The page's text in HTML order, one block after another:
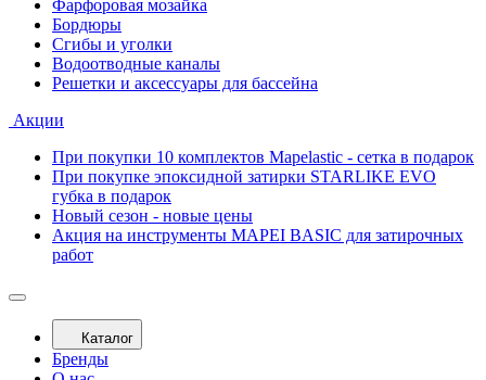
Фарфоровая мозайка
Бордюры
Сгибы и уголки
Водоотводные каналы
Решетки и аксессуары для бассейна
Акции
При покупки 10 комплектов Mapelastic - сетка в подарок
При покупке эпоксидной затирки STARLIKE EVO
губка в подарок
Новый сезон - новые цены
Акция на инструменты MAPEI BASIC для затирочных
работ
Каталог
Бренды